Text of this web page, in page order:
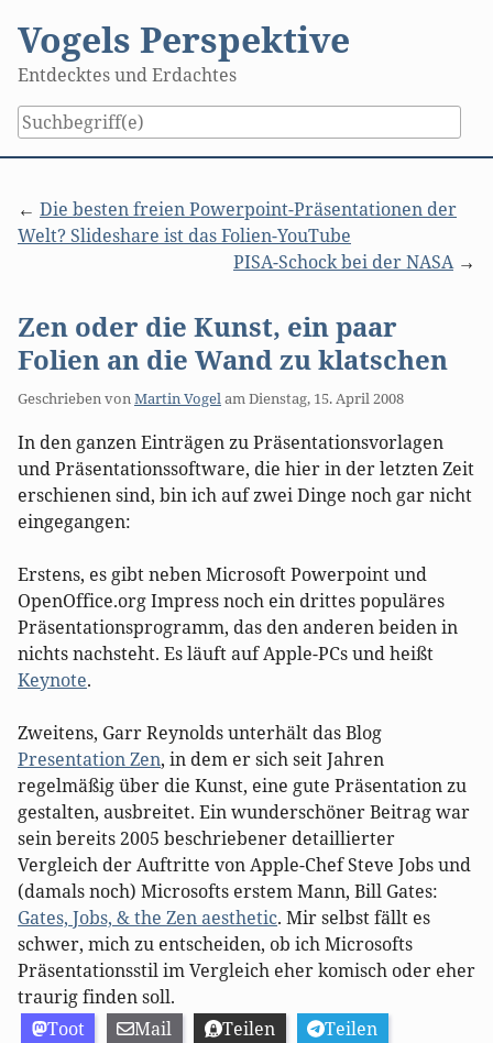
content
Vogels Perspektive
Entdecktes und Erdachtes
Die besten freien Powerpoint-Präsentationen der
Welt? Slideshare ist das Folien-YouTube
PISA-Schock bei der NASA
Zen oder die Kunst, ein paar
Folien an die Wand zu klatschen
Geschrieben vonMartin VogelamDienstag, 15. April 2008
In den ganzen Einträgen zu Präsentationsvorlagen
und Präsentationssoftware, die hier in der letzten Zeit
erschienen sind, bin ich auf zwei Dinge noch gar nicht
eingegangen:
Erstens, es gibt neben Microsoft Powerpoint und
OpenOffice.org Impress noch ein drittes populäres
Präsentationsprogramm, das den anderen beiden in
nichts nachsteht. Es läuft auf Apple-PCs und heißt
Keynote.
Zweitens, Garr Reynolds unterhält das Blog
Presentation Zen, in dem er sich seit Jahren
regelmäßig über die Kunst, eine gute Präsentation zu
gestalten, ausbreitet. Ein wunderschöner Beitrag war
sein bereits 2005 beschriebener detaillierter
Vergleich der Auftritte von Apple-Chef Steve Jobs und
(damals noch) Microsofts erstem Mann, Bill Gates:
Gates, Jobs, & the Zen aesthetic. Mir selbst fällt es
schwer, mich zu entscheiden, ob ich Microsofts
Präsentationsstil im Vergleich eher komisch oder eher
traurig finden soll.
Toot
Mail Teilen Teilen